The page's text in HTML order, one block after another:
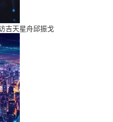
吉天星舟邱振戈